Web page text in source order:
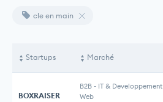
cle en main
Startups Marché
BOXRAISER
B2B - IT & Developpement
Web